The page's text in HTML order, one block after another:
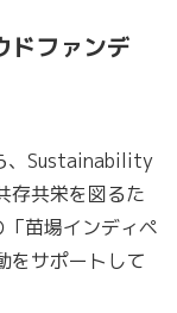
ドファンデ
、Sustainability
存共栄を図るた
苗場インディペ
をサポートして